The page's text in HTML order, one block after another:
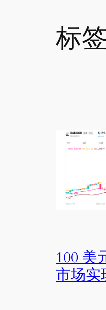
标
100 美
市场实